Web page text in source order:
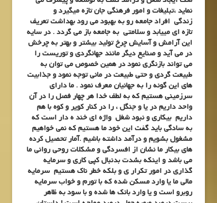
نماید ،تبلیغات و امور فرهنگی جان تازه میگیرد و
زندگی افراد جامعه رو به بهبود می رود بهداشت تعریف
تازه ای مییابد و سلامتی به جامعه باز می گردد . در سایه
این آرامش و آسایش چرخ تولید بیشتر و بهتر به چرخش
در می آید و صنایع دیگر مانند جهانگردی و توریست را
می تواند بازنگری نمود در همین خصوص می توان به
طبیعت گردی و حتی طبیعت در مانی توجه نمود و جذابیت
های این گونه را به جهانیان معرف نمود . ما دارای
سرزمینی هستیم که به لطف خدا هر چهار فصل را در آن
واحد داریم در یا و جنگل ، را در کنار کویر و کوه با هم
داریم بیکاری و نبود شغل واژه ای خند ه دار است که
به سادگی باید گفت این خود ما هستیم که نمی خواهیم
مشغول بشویم و درآمد داشته باشیم .آمار تحصیل کرده
های بیکار ما نشان از افسردگی و مشکلات روحی روانی ما
می باشد و اینکه بشدت بدنبال کپی کاری و سرمایه
گذاری در امور تکرار ی و بلکه خطر ناک هستیم سرمایه
مالی ما یا وارد مسکن شده که با تورم و خواب سرمایه
روبرو است و یا وارد بانک ها شده و با سود به ظاهر